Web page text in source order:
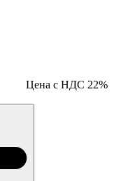
Цена с НДС 22%